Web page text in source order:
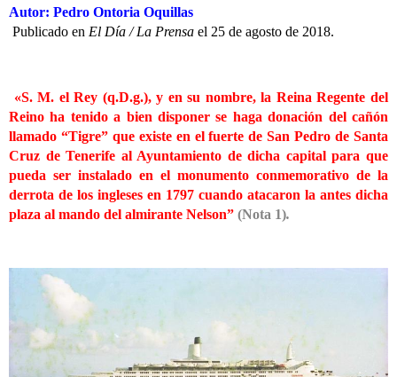
Autor: Pedro Ontoria Oquillas
Publicado en El Día / La Prensa el 25 de agosto de 2018.
«S. M. el Rey (q.D.g.), y en su nombre, la Reina Regente del
Reino ha tenido a bien disponer se haga donación del cañón
llamado “Tigre” que existe en el fuerte de San Pedro de Santa
Cruz de Tenerife al Ayuntamiento de dicha capital para que
pueda ser instalado en el monumento conmemorativo de la
derrota de los ingleses en 1797 cuando atacaron la antes dicha
plaza al mando del almirante Nelson” (Nota 1).